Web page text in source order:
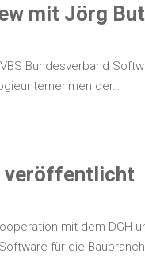
mit Jörg
Bun­des­ver­band
der…
veröffentlicht
mit dem DGH
für die